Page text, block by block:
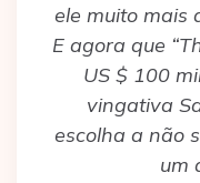
ele muito mais
E agora que
US $ 100
vingativa
escolha a não
um